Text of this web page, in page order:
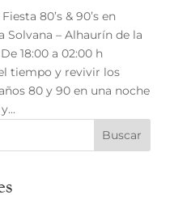
80’s & 90’s en
Solvana – Alhaurín de la
18:00 a 02:00 h
tiempo y revivir los
80 y 90 en una noche
Buscar